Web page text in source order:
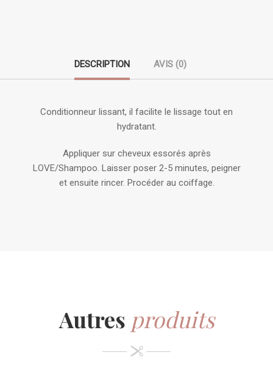
DESCRIPTION AVIS (0)
Conditionneur lissant, il facilite le lissage tout en
hydratant.
Appliquer sur cheveux essorés après
LOVE/Shampoo. Laisser poser 2-5 minutes, peigner
et ensuite rincer. Procéder au coiffage.
Autres produits